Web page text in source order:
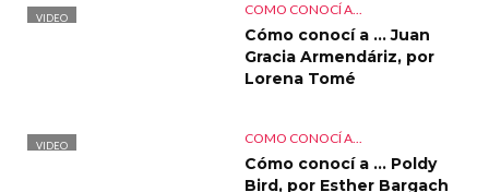
VIDEO
COMO CONOCÍ A...
Cómo conocí a … Juan
Gracia Armendáriz, por
Lorena Tomé
VIDEO
COMO CONOCÍ A...
Cómo conocí a … Poldy
Bird, por Esther Bargach